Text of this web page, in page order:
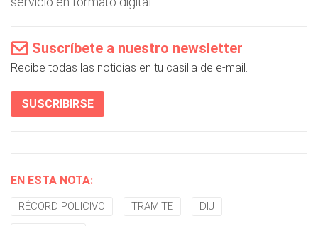
Suscríbete a nuestro newsletter
Recibe todas las noticias en tu casilla de e-mail.
SUSCRIBIRSE
EN ESTA NOTA:
RÉCORD POLICIVO TRAMITE DIJ